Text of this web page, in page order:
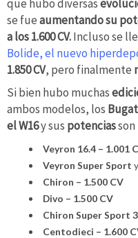
que hubo diversas
se fueaumentando su
a los 1.600 CV.Incluso se
Bolide, el nuevo
1.850 CV, pero finalmente
Si bien hubo muchas
ambos modelos, los
el W16y sus potencias
Veyron 16.4 – 1.001
Veyron Super Sport y
Chiron – 1.500 CV
Divo – 1.500 CV
Chiron Super Sport
Centodieci – 1.600